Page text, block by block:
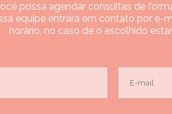
possa agendar consultas de
equipe entrará em contato por
horário, no caso de o escolhido